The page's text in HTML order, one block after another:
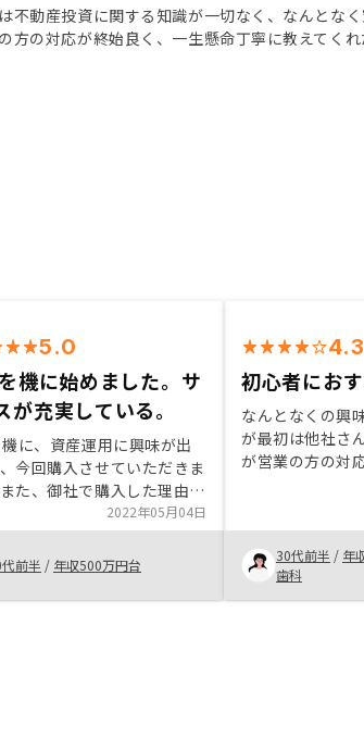
不動産投資に関する知識が一切なく、なんとな
方の対応が終始良く、一生懸命丁寧に教えてく
5.0
機に始めました。サ
が充実している。
に、資産運用に興味が出
今回購入させていただきま
た、御社で購入した理由は
多く利用してる人がいて、信
たため。GAテクノロジー
料も安いため、始めやすかっ
す。
2022年05月04日
前半 / 年収500万円台
4.3
初心者にお
なんとなくの興
が最初は他社さ
が営業の方の対
ンとして
ていただいたの
無知な私にもご
不安な事も少し
できる方の方が
30代前半 / 年
歯科